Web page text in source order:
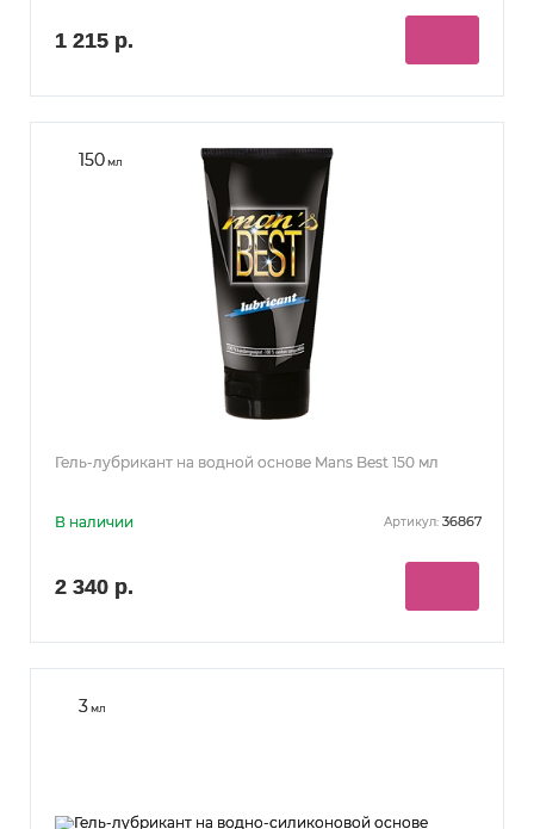
1 215 р.
150мл
Гель-лубрикант на водной основе Mans Best 150 мл
В наличии Артикул: 36867
2 340 р.
3мл